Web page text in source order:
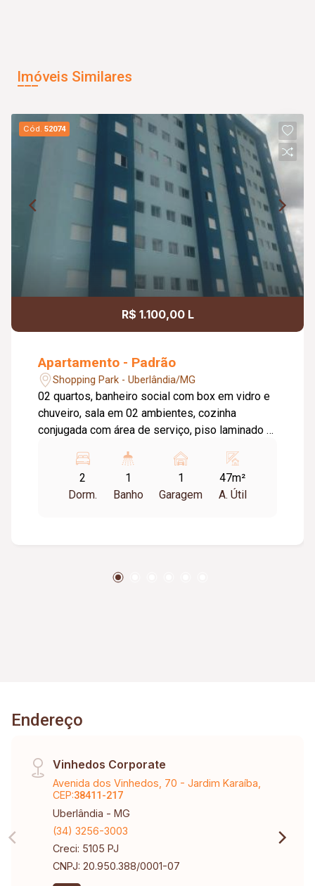
Imóveis Similares
Cód.52074
R$ 1.100,00 L
Apartamento - Padrão
Shopping Park - Uberlândia/MG
02 quartos, banheiro social com box em vidro e
chuveiro, sala em 02 ambientes, cozinha
conjugada com área de serviço, piso laminado e
para ar condicionado, portaria 24 hrs, elevador,
salão de festas, playground, piscina e quadra
esportiva. Aprox. 47m². Cond. aprox. $366,56,
2
Dorm.
1
Banho
1
Garagem
47m²
A. Útil
Endereço
Vinhedos Corporate
Avenida dos Vinhedos, 70 - Jardim Karaíba,
CEP:38411-217
Uberlândia - MG
(34) 3256-3003
Creci: 5105 PJ
CNPJ: 20.950.388/0001-07